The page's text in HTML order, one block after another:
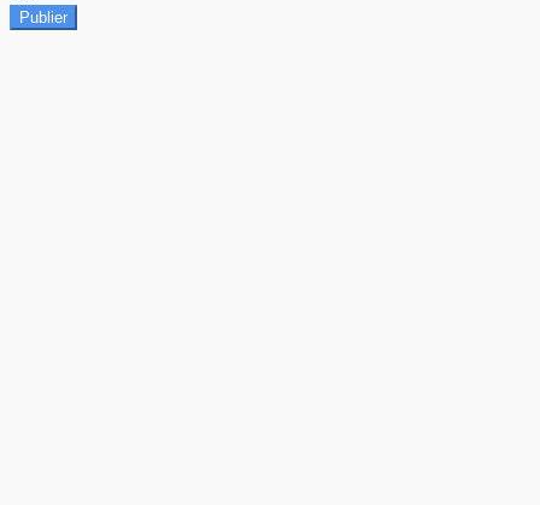
Publier